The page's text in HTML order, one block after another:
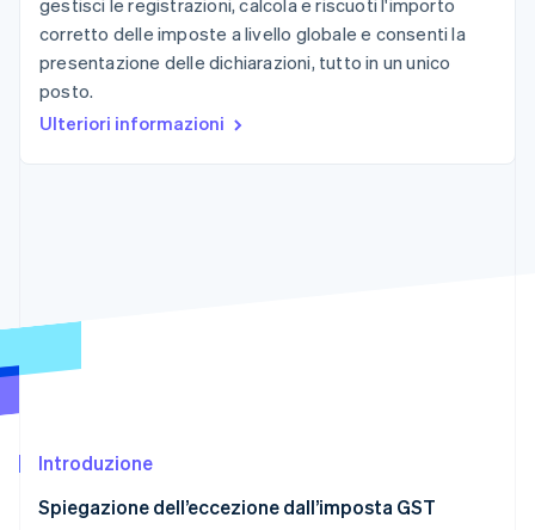
Scopri cosa ti aspetta
Prevenzione delle frodi
Costituzione di start-up
Climate
Ecosistema
Stripe App Marketplace
gestisci le registrazioni, calcola e riscuoti l'importo
corretto delle imposte a livello globale e consenti la
presentazione delle dichiarazioni, tutto in un unico
posto.
Ulteriori informazioni
Introduzione
Spiegazione dell’eccezione dall’imposta GST